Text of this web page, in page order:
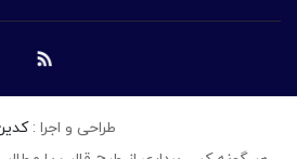
طراحی و اجرا :